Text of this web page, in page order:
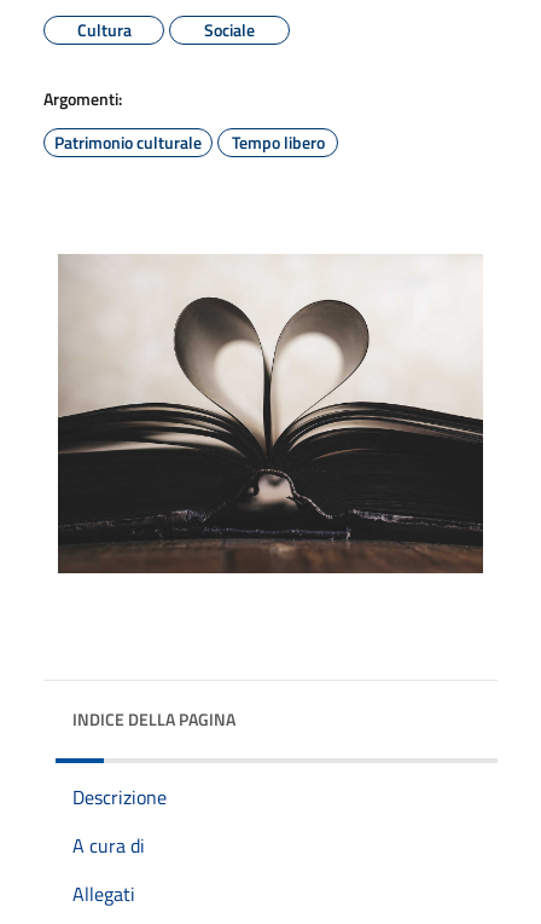
Cultura
Sociale
Argomenti:
Patrimonio culturale
Tempo libero
INDICE DELLA PAGINA
Descrizione
A cura di
Allegati